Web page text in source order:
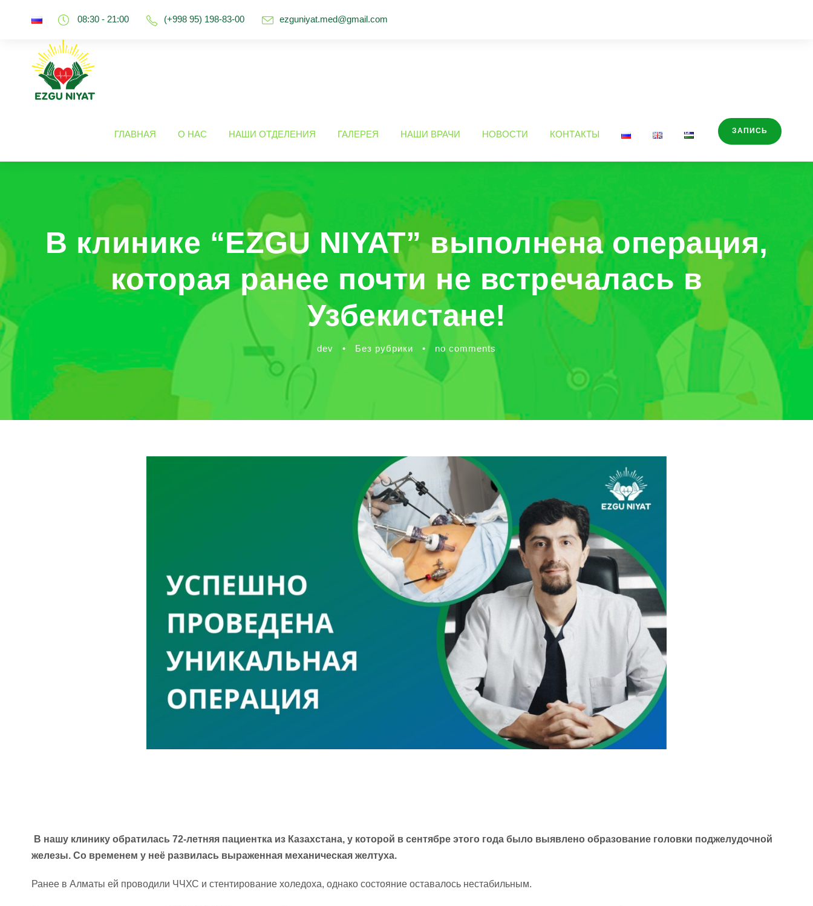
08:30 - 21:00 (+998 95) 198-83-00 ezguniyat.med@gmail.com
ГЛАВНАЯ О НАС НАШИ ОТДЕЛЕНИЯ ГАЛЕРЕЯ НАШИ ВРАЧИ НОВОСТИ КОНТАКТЫ ЗАПИСЬ
В клинике “EZGU NIYAT” выполнена операция,
которая ранее почти не встречалась в
Узбекистане!
dev • Без рубрики • no comments
В нашу клинику обратилась 72-летняя пациентка из Казахстана, у которой в сентябре этого года было выявлено образование головки поджелудочной
железы. Со временем у неё развилась выраженная механическая желтуха.
Ранее в Алматы ей проводили ЧЧХС и стентирование холедоха, однако состояние оставалось нестабильным.